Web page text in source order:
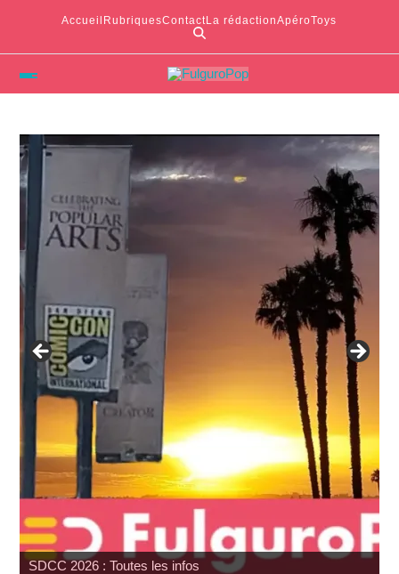
Accueil RubriquesContactLa rédactionApéroToys
Review Mafex Terminator 2 : T-800 & John Connor